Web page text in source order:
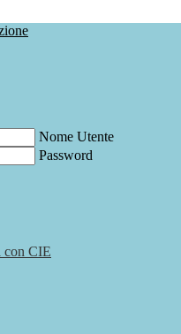
Nome Utente
Password
con CIE